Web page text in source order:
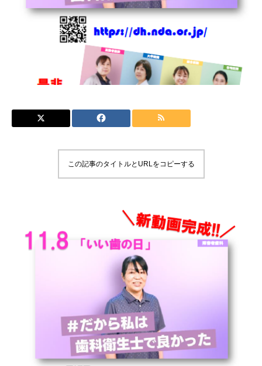
この記事のタイトルとURLをコピーする